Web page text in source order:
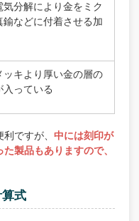
分解により金をミク
鍮などに付着させる加
ッキより厚い金の層の
っている
ですが、 中には刻印が
製品もありますので、
式